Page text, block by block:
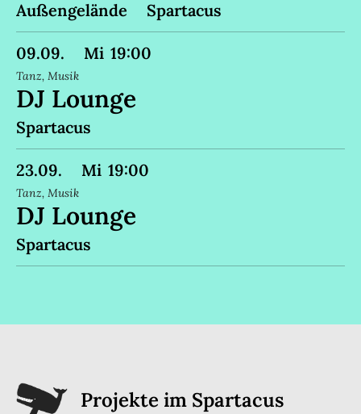
Außengelände Spartacus
09.09. Mi 19:00
Tanz, Musik
DJ Lounge
Spartacus
23.09. Mi 19:00
Tanz, Musik
DJ Lounge
Spartacus
Projekte im Spartacus